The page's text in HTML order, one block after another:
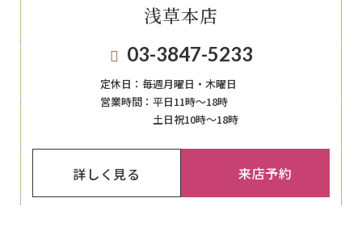
浅草本店
03-3847-5233
定休日： 毎週月曜日・木曜日
営業時間： 平日11時～18時
土日祝10時～18時
詳しく見る 来店予約